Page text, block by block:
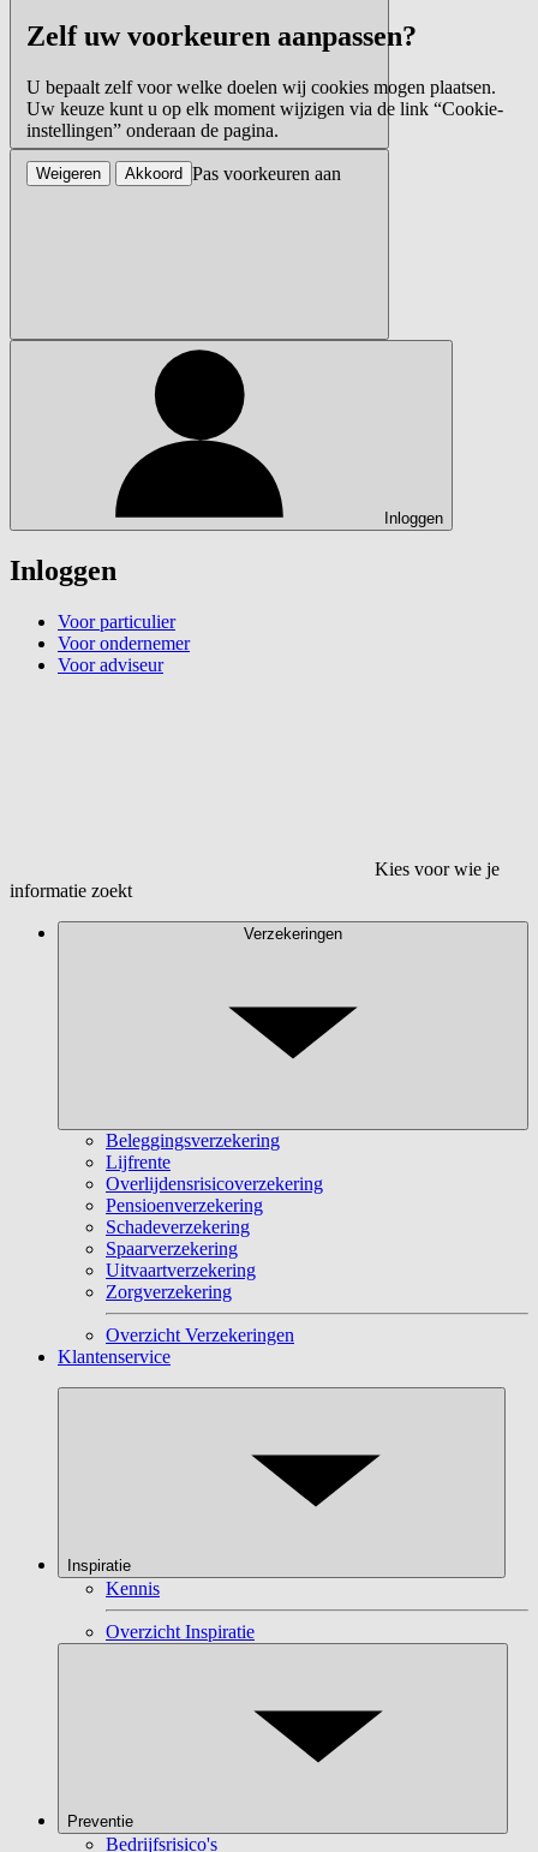
Inloggen
Inloggen
Voor particulier
Voor ondernemer
Voor adviseur
Kies voor wie je
informatie zoekt
Verzekeringen
Beleggingsverzekering
Lijfrente
Overlijdensrisicoverzekering
Pensioenverzekering
Schadeverzekering
Spaarverzekering
Uitvaartverzekering
Zorgverzekering
Overzicht Verzekeringen
Klantenservice
Inspiratie
Kennis
Overzicht Inspiratie
Preventie
Bedrijfsrisico's
Zelf uw voorkeuren aanpassen?
U bepaalt zelf voor welke doelen wij cookies mogen plaatsen.
Uw keuze kunt u op elk moment wijzigen via de link “Cookie-
instellingen” onderaan de pagina.
Pas voorkeuren aan
Weigeren Akkoord